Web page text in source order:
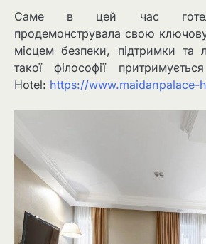
Саме в цей час
продемонструвала свою
місцем безпеки, підтримки та
такої філософії
Hotel: https://www.maidanpalace-